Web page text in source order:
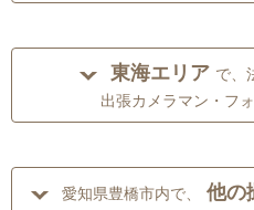
東海エリア で、
出張カメラマン・フ
愛知県豊橋市内で、 他の